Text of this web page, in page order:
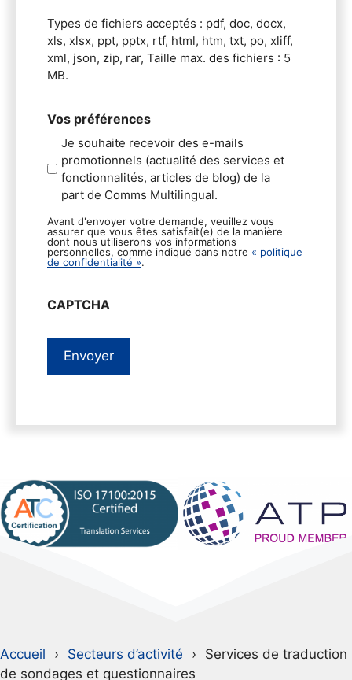
Types de fichiers acceptés : pdf, doc, docx,
xls, xlsx, ppt, pptx, rtf, html, htm, txt, po, xliff,
xml, json, zip, rar, Taille max. des fichiers : 5
MB.
Vos préférences
Je souhaite recevoir des e-mails
promotionnels (actualité des services et
fonctionnalités, articles de blog) de la
part de Comms Multilingual.
Avant d'envoyer votre demande, veuillez vous
assurer que vous êtes satisfait(e) de la manière
dont nous utiliserons vos informations
personnelles, comme indiqué dans notre « politique
de confidentialité ».
CAPTCHA
Envoyer
Accueil Secteurs d’activité
Services de traduction
de sondages et questionnaires